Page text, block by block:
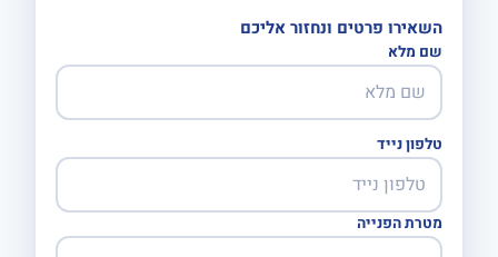
השאירו פרטים ונחזור אליכם
שם מלא
טלפון נייד
מטרת הפנייה